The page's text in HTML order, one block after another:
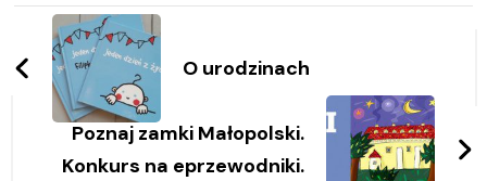
Zobacz
wpisy
O urodzinach
Poznaj zamki Małopolski.
Konkurs na eprzewodniki.